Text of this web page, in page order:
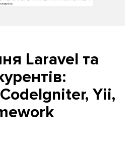
Laravel та
Yii,